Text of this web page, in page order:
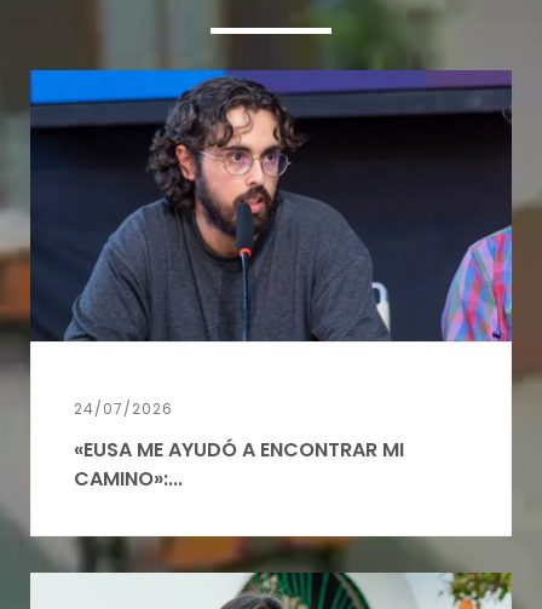
24/07/2026
«EUSA ME AYUDÓ A ENCONTRAR MI
CAMINO»:...